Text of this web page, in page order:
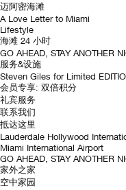
迈阿密海滩
A Love Letter to Miami
Lifestyle
海滩 24 小时
GO AHEAD, STAY ANOTHER
服务&设施
Steven Giles for Limited
会员专享: 双倍积分
礼宾服务
联系我们
抵达这里
Lauderdale Hollywood
Miami International Airport
GO AHEAD, STAY ANOTHER
家外之家
空中家园